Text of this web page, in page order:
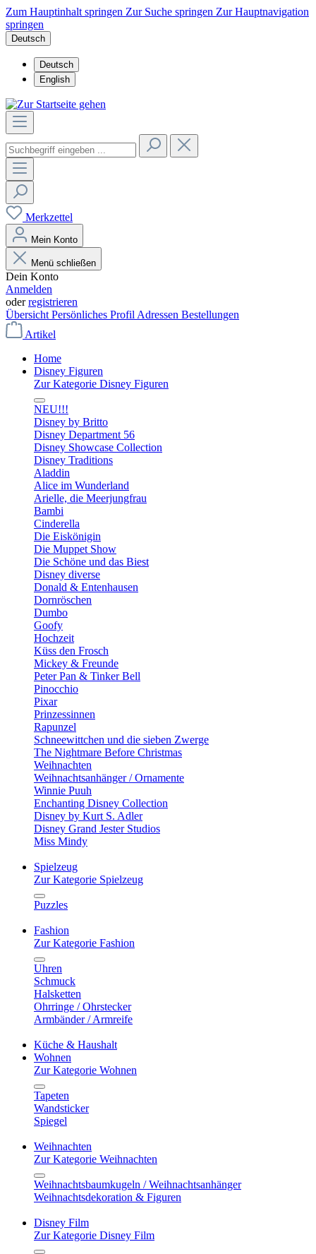
Zum Hauptinhalt springen Zur Suche springen Zur Hauptnavigation
springen
Deutsch
Deutsch
English
Merkzettel
Mein Konto
Menü schließen
Dein Konto
Anmelden
oderregistrieren
Übersicht Persönliches Profil Adressen Bestellungen
Artikel
Home
Disney Figuren
Zur Kategorie Disney Figuren
NEU!!!
Disney by Britto
Disney Department 56
Disney Showcase Collection
Disney Traditions
Aladdin
Alice im Wunderland
Arielle, die Meerjungfrau
Bambi
Cinderella
Die Eiskönigin
Die Muppet Show
Die Schöne und das Biest
Disney diverse
Donald & Entenhausen
Dornröschen
Dumbo
Goofy
Hochzeit
Küss den Frosch
Mickey & Freunde
Peter Pan & Tinker Bell
Pinocchio
Pixar
Prinzessinnen
Rapunzel
Schneewittchen und die sieben Zwerge
The Nightmare Before Christmas
Weihnachten
Weihnachtsanhänger / Ornamente
Winnie Puuh
Enchanting Disney Collection
Disney by Kurt S. Adler
Disney Grand Jester Studios
Miss Mindy
Spielzeug
Zur Kategorie Spielzeug
Puzzles
Fashion
Zur Kategorie Fashion
Uhren
Schmuck
Halsketten
Ohrringe / Ohrstecker
Armbänder / Armreife
Küche & Haushalt
Wohnen
Zur Kategorie Wohnen
Tapeten
Wandsticker
Spiegel
Weihnachten
Zur Kategorie Weihnachten
Weihnachtsbaumkugeln / Weihnachtsanhänger
Weihnachtsdekoration & Figuren
Disney Film
Zur Kategorie Disney Film